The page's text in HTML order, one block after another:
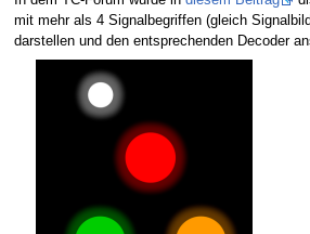
mit mehr als 4 Signalbegriffen (gleich
darstellen und den entsprechenden Decoder